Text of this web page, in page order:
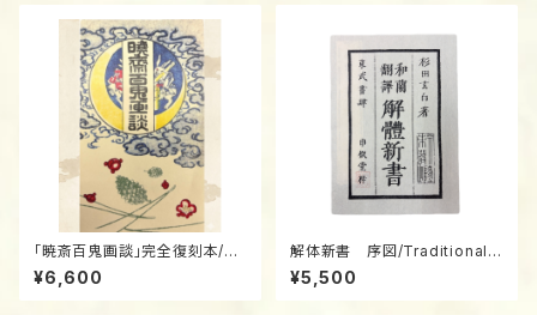
「暁斎百鬼画談」完全復刻本/Tr
aditional Japanese Bound
Book Replica: "Kyosai Hya
kki Gadan" / The 100 Dem
¥6,600
解体新書 序図/Traditional J
apanese Bound Book (Wat
oji) Replica: "Kaitai Shinsh
o" (Preface & Anatomical P
¥5,500